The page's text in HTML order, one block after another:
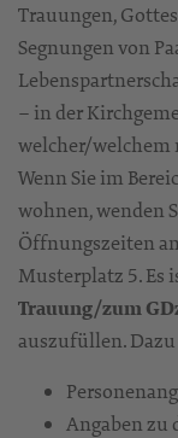
Trauungen,
Segnungen von
– in der
welcher/welchem
Wenn Sie im
wohnen, wenden
Öffnungszeiten
Musterplatz 5. Es
Trauung/zum
auszufüllen.
Angaben zu